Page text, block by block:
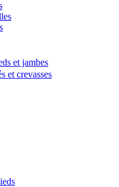
et jambes
et crevasses